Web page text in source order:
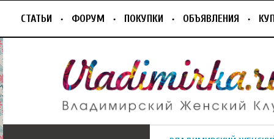
СТАТЬИ ФОРУМ ПОКУПКИ ОБЪЯВЛЕНИЯ